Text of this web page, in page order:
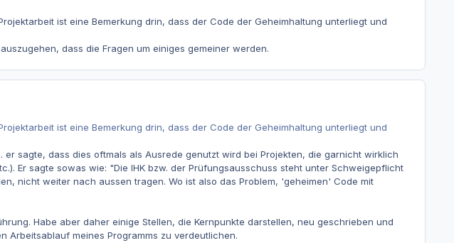
ist eine Bemerkung drin, dass der Code der Geheimhaltung unterliegt und
dass die Fragen um einiges gemeiner werden.
ist eine Bemerkung drin, dass der Code der Geheimhaltung unterliegt und
sagte, dass dies oftmals als Ausrede genutzt wird bei Projekten, die garnicht wirklich
Er sagte sowas wie: "Die IHK bzw. der Prüfungsausschuss steht unter Schweigepflicht
nicht weiter nach aussen tragen. Wo ist also das Problem, 'geheimen' Code mit
Habe aber daher einige Stellen, die Kernpunkte darstellen, neu geschrieben und
Arbeitsablauf meines Programms zu verdeutlichen.